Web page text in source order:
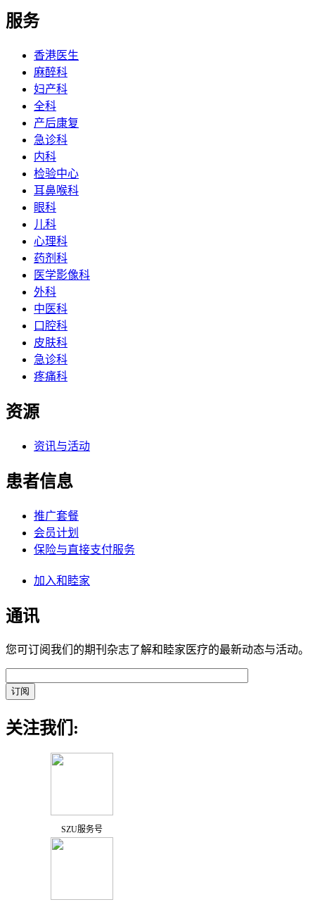
服务
香港医生
麻醉科
妇产科
全科
产后康复
急诊科
内科
检验中心
耳鼻喉科
眼科
儿科
心理科
药剂科
医学影像科
外科
中医科
口腔科
皮肤科
急诊科
疼痛科
资源
资讯与活动
患者信息
推广套餐
会员计划
保险与直接支付服务
加入和睦家
通讯
您可订阅我们的期刊杂志了解和睦家医疗的最新动态与活动。
关注我们:
SZU服务号